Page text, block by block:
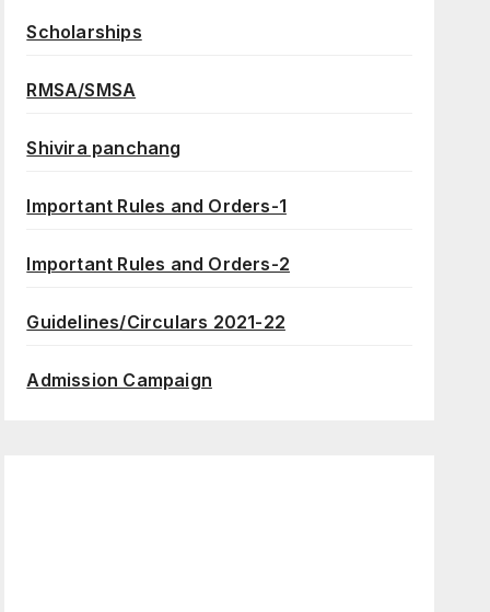
Scholarships
RMSA/SMSA
Shivira panchang
Important Rules and Orders-1
Important Rules and Orders-2
Guidelines/Circulars 2021-22
Admission Campaign